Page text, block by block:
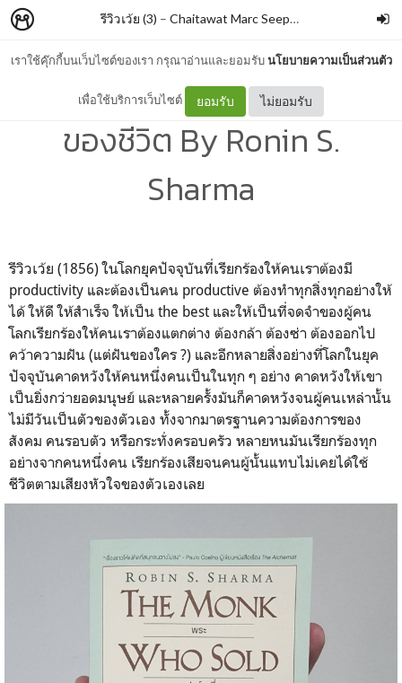
เราใช้คุ๊กกี้บนเว็บไซต์ของเรา กรุณาอ่านและยอมรับนโยบายความเป็นส่วนตัว
เพื่อใช้บริการเว็บไซต์ ยอมรับ ไม่ยอมรับ
รีวิวเว้ย (3) – Chaitawat Marc Seephongsai
พระ เฟอร์รารี่ และความหมาย
ของชีวิต By Ronin S.
Sharma
รีวิวเว้ย (1856) ในโลกยุคปัจจุบันที่เรียกร้องให้คนเราต้องมี
productivity และต้องเป็นคน productive ต้องทำทุกสิ่งทุกอย่างให้
ได้ ให้ดี ให้สำเร็จ ให้เป็น the best และให้เป็นที่จดจำของผู้คน
โลกเรียกร้องให้คนเราต้องแตกต่าง ต้องกล้า ต้องซ่า ต้องออกไป
คว้าความฝัน (แต่ฝันของใคร ?) และอีกหลายสิ่งอย่างที่โลกในยุค
ปัจจุบันคาดหวังให้คนหนึ่งคนเป็นในทุก ๆ อย่าง คาดหวังให้เขา
เป็นยิ่งกว่ายอดมนุษย์ และหลายครั้งมันก็คาดหวังจนผู้คนเหล่านั้น
ไม่มีวันเป็นตัวของตัวเอง ทั้งจากมาตรฐานความต้องการของ
สังคม คนรอบตัว หรือกระทั่งครอบครัว หลายหนมันเรียกร้องทุก
อย่างจากคนหนึ่งคน เรียกร้องเสียจนคนผู้นั้นแทบไม่เคยได้ใช้
ชีวิตตามเสียงหัวใจของตัวเองเลย